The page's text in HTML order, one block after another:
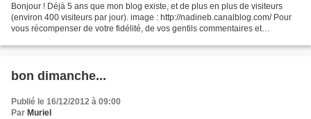
Bonjour ! Déjà 5 ans que mon blog existe, et de plus en plus de visiteurs
(environ 400 visiteurs par jour). image : http://nadineb.canalblog.com/ Pour
vous récompenser de votre fidélité, de vos gentils commentaires et
bon dimanche...
Publié le 16/12/2012 à 09:00
Par Muriel